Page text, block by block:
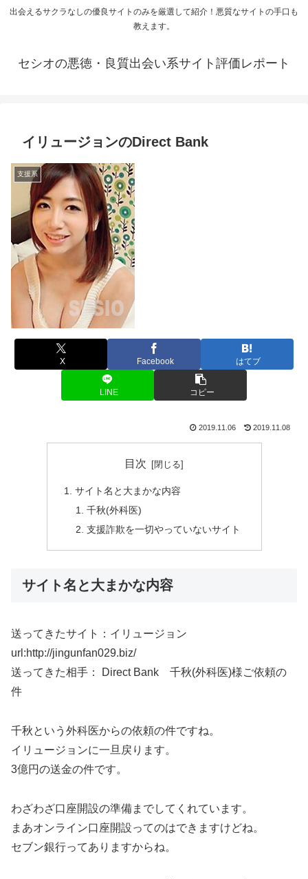
出会えるサクラなしの優良サイトのみを厳選して紹介！悪質なサイトの手口も
教えます。
セシオの悪徳・良質出会い系サイト評価レポート
イリュージョンのDirect Bank
支援系
X Facebook はてブ
LINE コピー
2019.11.06 2019.11.08
目次
サイト名と大まかな内容
千秋(外科医)
支援詐欺を一切やっていないサイト
サイト名と大まかな内容
送ってきたサイト：イリュージョン
url:http://jingunfan029.biz/
送ってきた相手： Direct Bank 千秋(外科医)様ご依頼の
件
千秋という外科医からの依頼の件ですね。
イリュージョンに一旦戻ります。
3億円の送金の件です。
わざわざ口座開設の準備までしてくれています。
まあオンライン口座開設ってのはできますけどね。
セブン銀行ってありますからね。